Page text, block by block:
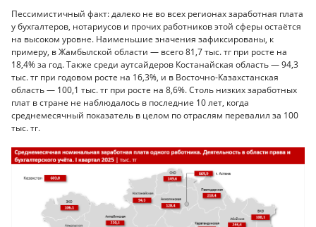
Пессимистичный факт: далеко не во всех регионах заработная плата
у бухгалтеров, нотариусов и прочих работников этой сферы остаётся
на высоком уровне. Наименьшие значения зафиксированы, к
примеру, в Жамбылской области — всего 81,7 тыс. тг при росте на
18,4% за год. Также среди аутсайдеров Костанайская область — 94,3
тыс. тг при годовом росте на 16,3%, и в Восточно-Казахстанская
область — 100,1 тыс. тг при росте на 8,6%. Столь низких заработных
плат в стране не наблюдалось в последние 10 лет, когда
среднемесячный показатель в целом по отраслям перевалил за 100
тыс. тг.